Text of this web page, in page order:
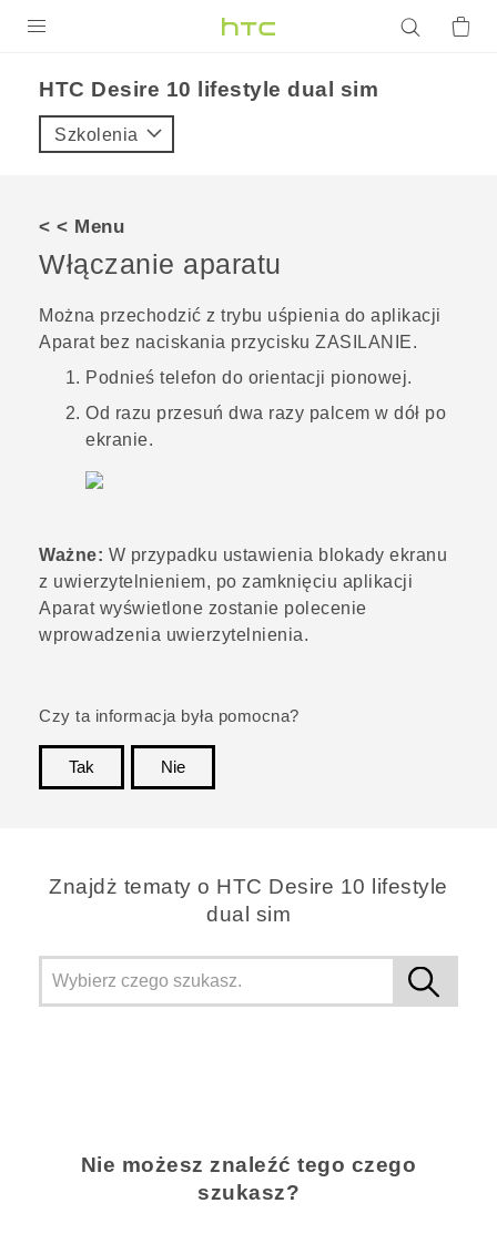
VIVE
POMOC TECHNICZNA
HTC Desire 10 lifestyle dual sim‎
Szkolenia
< < Menu
Włączanie aparatu
Można przechodzić z trybu uśpienia do aplikacji
Aparatbez naciskania przycisku ZASILANIE.
Podnieś telefon do orientacji pionowej.
Od razu przesuń dwa razy palcem w dół po
ekranie.
Ważne: W przypadku ustawienia blokady ekranu
z uwierzytelnieniem, po zamknięciu aplikacji
Aparatwyświetlone zostanie polecenie
wprowadzenia uwierzytelnienia.
Czy ta informacja była pomocna?
Tak
Nie
Znajdż tematy o HTC Desire 10 lifestyle
dual sim
Nie możesz znaleźć tego czego
szukasz?